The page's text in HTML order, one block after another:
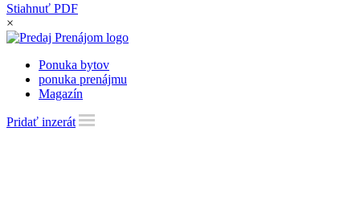
Stiahnuť PDF
×
Ponuka bytov
ponuka prenájmu
Magazín
Pridať inzerát